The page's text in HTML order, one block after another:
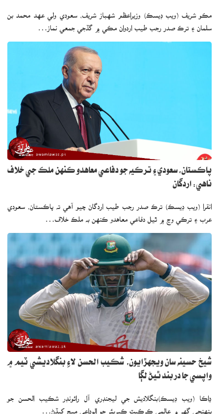
مڪو شريف (ويب ڊيسڪ) وزيراعظم شهباز شريف، سعودي ولي عهد محمد بن
سلمان ۽ ترڪ صدر رجب طيب اردوان مڪي ۾ گڏجي جمعي نماز…
پاڪستان، سعودي ۽ ترڪيه جو دفاعي معاهدو ڪنهن ملڪ جي خلاف
ناهي: اردگان
انقرا (ويب ڊيسڪ) ترڪ صدر رجب طيب اردگان چيو آهي ته پاڪستان، سعودي
عرب ۽ ترڪي وچ ۾ ٿيل دفاعي معاهدو ڪنهن به ملڪ خلاف…
شيخ حسينه سان ويجهڙايون، شڪيب الحسن لاءِ بنگلاديشي ٽيم ۾
واپسي جا در بند ٿيڻ لڳا
ڍاڪا (ويب ڊيسڪ)بنگلاديش جي ليجنڊري آل رائونڊر شڪيب الحسن جو
پنهنجي گهر ۾ عالمي ڪرڪيٽ ڪيريئر جو الوداعي ميچ کيڏڻ…